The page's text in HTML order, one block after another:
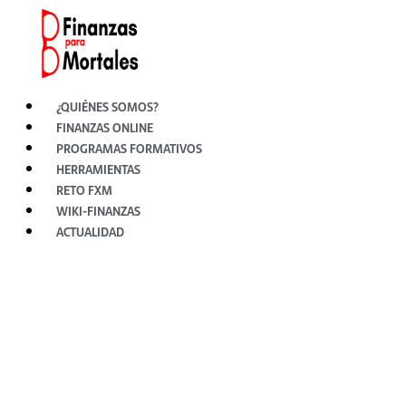
contenido
¿QUIÉNES SOMOS?
FINANZAS ONLINE
PROGRAMAS FORMATIVOS
HERRAMIENTAS
RETO FXM
WIKI-FINANZAS
ACTUALIDAD